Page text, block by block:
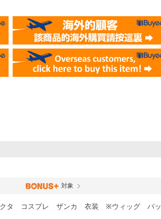
対象
クタ コスプレ ザンカ 衣装 ※ウィッグ バッ